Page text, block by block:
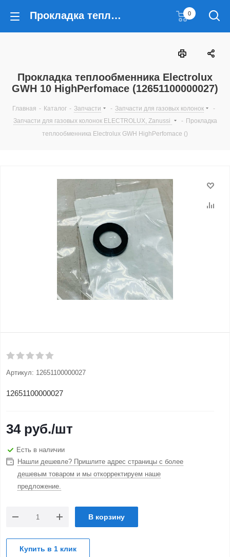
Прокладка теплообменника Electrolux GWH 10 HighPerfomace (12651100000027) 0
Прокладка теплообменника Electrolux
GWH 10 HighPerfomace (12651100000027)
Главная - Каталог - Запчасти - Запчасти для газовых колонок
-
Запчасти для газовых колонок ELECTROLUX, Zanussi
- Прокладка
теплообменника Electrolux GWH HighPerfomace ()
Артикул: 12651100000027
12651100000027
34руб./шт
Есть в наличии
Нашли дешевле? Пришлите адрес страницы с более
дешевым товаром и мы откорректируем наше
предложение.
В корзину
Купить в 1 клик